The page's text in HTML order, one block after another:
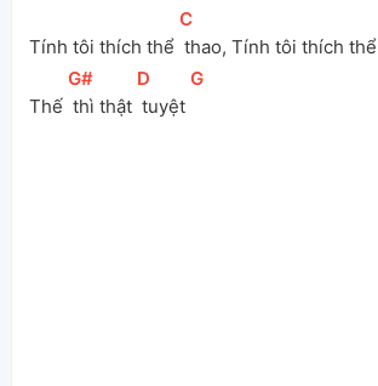
Tính tôi thích thể
[
C
thao, Tính tôi thích thể
Thế
[
G#
thì thật
[D
tuyệt
[
G